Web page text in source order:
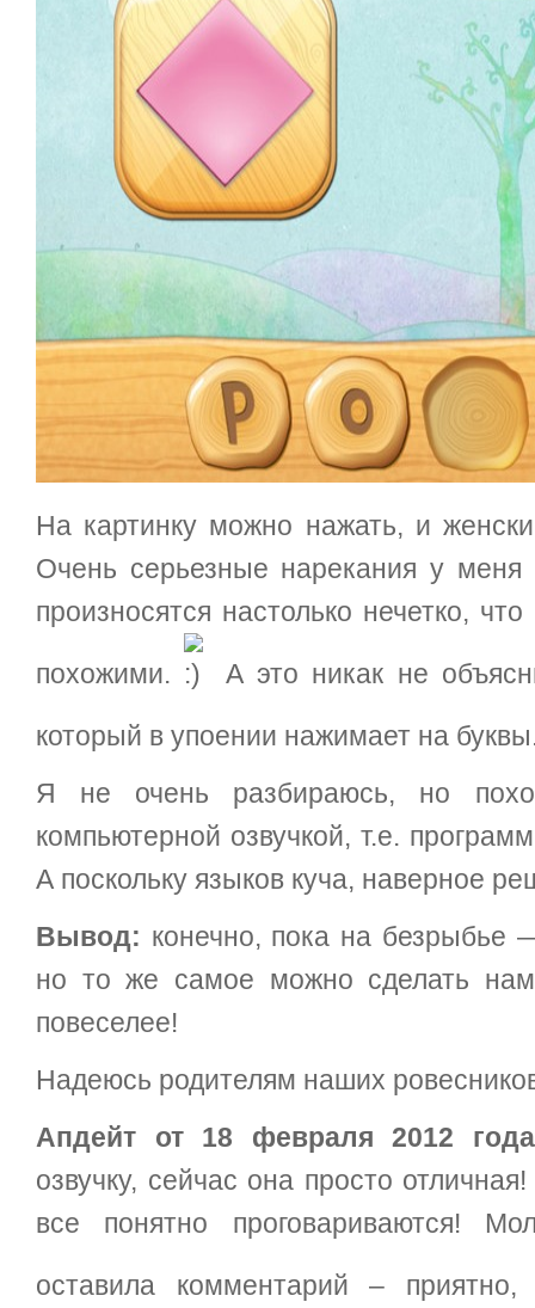
На картинку можно нажать, и
Очень серьезные нарекания у
произносятся настолько нечетко,
похожими.
А это никак не
который в упоении нажимает на
Я не очень разбираюсь, но
компьютерной озвучкой, т.е.
А поскольку языков куча, наверное
Вывод: конечно, пока на безрыбье
но то же самое можно сделать
повеселее!
Надеюсь родителям наших
Апдейт от 18 февраля 2012
озвучку, сейчас она просто
все понятно проговариваются!
оставила комментарий –